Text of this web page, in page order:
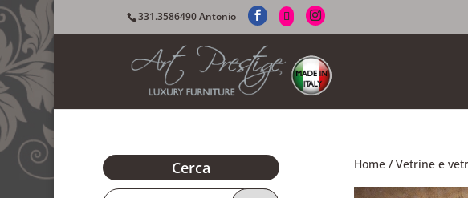
331.3586490 Antonio
Home/ Vetrine e
Cerca